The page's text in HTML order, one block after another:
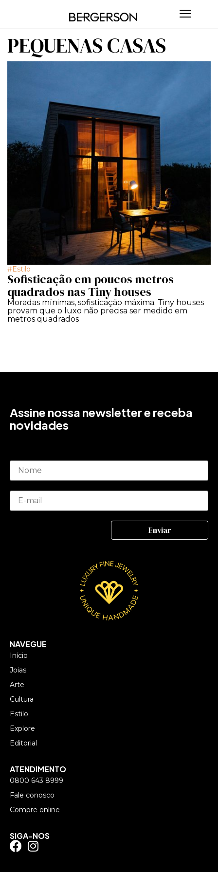
PEQUENAS CASAS
Estilo
Sofisticação em poucos metros
quadrados nas Tiny houses
Moradas mínimas, sofisticação máxima. Tiny houses
provam que o luxo não precisa ser medido em
metros quadrados
Assine nossa newsletter e receba
novidades
NAVEGUE
Início
Joias
Arte
Cultura
Estilo
Explore
Editorial
ATENDIMENTO
0800 643 8999
Fale conosco
Compre online
SIGA-NOS